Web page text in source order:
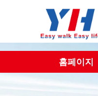
홈페이지